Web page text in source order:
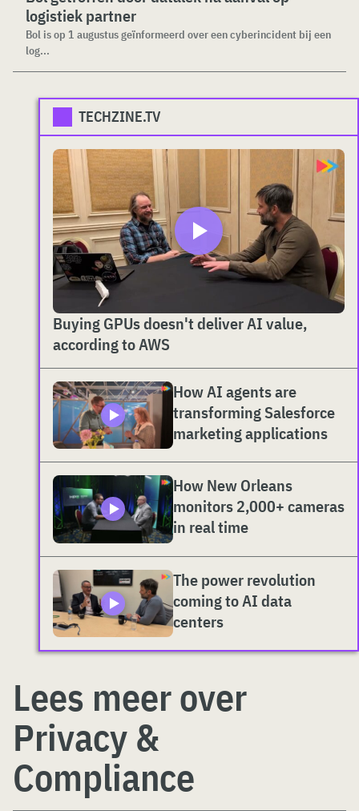
logistiek partner
Bol is op 1 augustus geïnformeerd over een cyberincident bij een
log...
TECHZINE.TV
Buying GPUs doesn't deliver AI value,
according to AWS
How AI agents are
transforming Salesforce
marketing applications
How New Orleans
monitors 2,000+ cameras
in real time
The power revolution
coming to AI data
centers
Lees meer over
Privacy &
Compliance